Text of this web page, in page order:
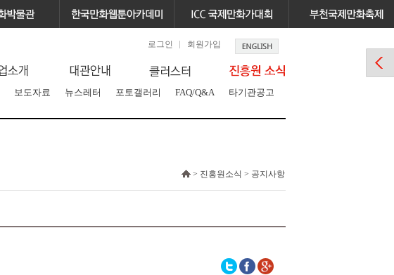
로그인 회원가입
보도자료 뉴스레터 포토갤러리 FAQ/Q&A 타기관공고
> 진흥원소식 > 공지사항